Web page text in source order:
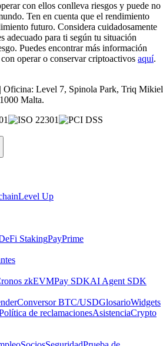
con ellos conlleva riesgos y puede no
Ten en cuenta que el rendimiento
futuro. Considera cuidadosamente
adecuado para ti según tu situación
Puedes encontrar más información
operar o conservar criptoactivos aquí.
| Oficina: Level 7, Spinola Park, Triq Mikiel
Malta.
Level Up
StakingPayPrime
zkEVMPay SDKAI Agent SDK
Conversor BTC/USDGlosarioWidgets
de reclamacionesAsistenciaCrypto